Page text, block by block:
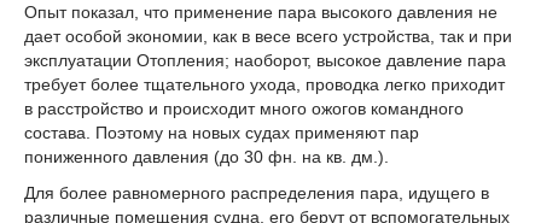
Опыт показал, что применение пара высокого давления не
дает особой экономии, как в весе всего устройства, так и при
эксплуатации Отопления; наоборот, высокое давление пара
требует более тщательного ухода, проводка легко приходит
в расстройство и происходит много ожогов командного
состава. Поэтому на новых судах применяют пар
пониженного давления (до 30 фн. на кв. дм.).
Для более равномерного распределения пара, идущего в
различные помещения судна, его берут от вспомогательных